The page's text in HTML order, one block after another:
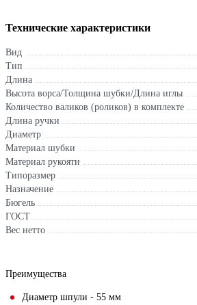
Технические характеристики
Вид
Тип
Длина
Высота ворса/Толщина шубки/Длина иглы
Количество валиков (роликов) в комплекте
Длина ручки
Диаметр
Материал шубки
Материал рукояти
Типоразмер
Назначение
Бюгель
ГОСТ
Вес нетто
Преимущества
Диаметр шпули - 55 мм